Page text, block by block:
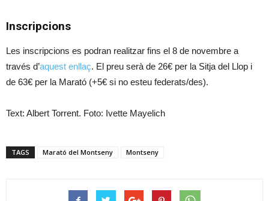
Inscripcions
Les inscripcions es podran realitzar fins el 8 de novembre a
través d’aquest enllaç. El preu serà de 26€ per la Sitja del Llop i
de 63€ per la Marató (+5€ si no esteu federats/des).
Text: Albert Torrent. Foto: Ivette Mayelich
TAGS Marató del Montseny Montseny